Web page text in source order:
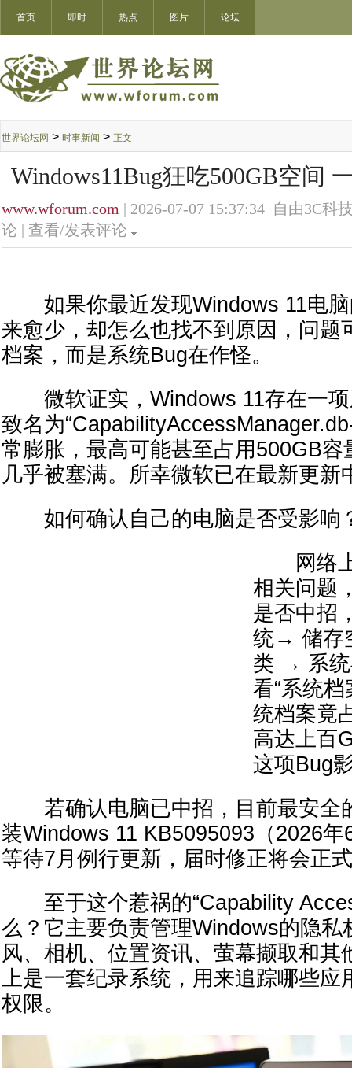
首页 即时 热点 图片 论坛
世界论坛网 > 时事新闻 > 正文
Windows11Bug狂吃500GB空间
www.wforum.com | 2026-07-07 15:37:34 自由3C科
论 | 查看/发表评论
如果你最近发现Windows 11电脑
来愈少，却怎么也找不到原因，问题
档案，而是系统Bug在作怪。
微软证实，Windows 11存在一项
致名为
常膨胀，最高可能甚至占用500GB容
几乎被塞满。所幸微软已在最新更新
如何确认自己的电脑是否受影响
网络上
相关问题
是否中招
统→ 储存
类 → 系统
看“系统
统档案竟
高达上百
这项Bug
若确认电脑已中招，目前最安全
装Windows 11 KB5095093（2026
等待7月例行更新，届时修正将会正
至于这个惹祸的“Capability
么？它主要负责管理Windows的隐私
风、相机、位置资讯、萤幕撷取和其
上是一套纪录系统，用来追踪哪些应
权限。